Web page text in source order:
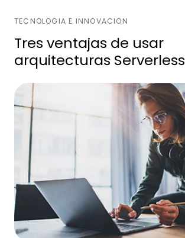
TECNOLOGIA E INNOVACION
Tres ventajas de usar
arquitecturas Serverless